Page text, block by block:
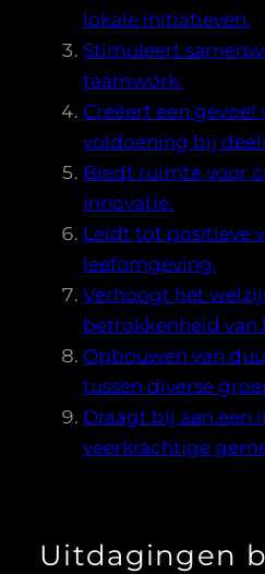
lokale initiatieven.
Stimuleert
teamwork.
Creëert een gevoel
voldoening bij
Biedt ruimte voor
innovatie.
Leidt tot positieve
leefomgeving.
Verhoogt het
betrokkenheid van
Opbouwen van
tussen diverse
Draagt bij aan een
veerkrachtige
Uitdagingen